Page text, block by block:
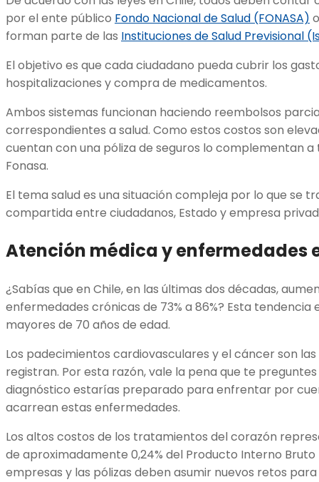
por el ente público Fondo Nacional de Salud (FONASA)
forman parte de las Instituciones de Salud Previsional
El objetivo es que cada ciudadano pueda cubrir los
hospitalizaciones y compra de medicamentos.
Ambos sistemas funcionan haciendo reembolsos
correspondientes a salud. Como estos costos son
cuentan con una póliza de seguros lo complementan a
Fonasa.
El tema salud es una situación compleja por lo que se
compartida entre ciudadanos, Estado y empresa
Atención médica y enfermedades
¿Sabías que en Chile, en las últimas dos décadas,
enfermedades crónicas de 73% a 86%? Esta tendencia
mayores de 70 años de edad.
Los padecimientos cardiovasculares y el cáncer son
registran. Por esta razón, vale la pena que te
diagnóstico estarías preparado para enfrentar por
acarrean estas enfermedades.
Los altos costos de los tratamientos del corazón
de aproximadamente 0,24% del Producto Interno Bruto
empresas y las pólizas deben asumir nuevos retos